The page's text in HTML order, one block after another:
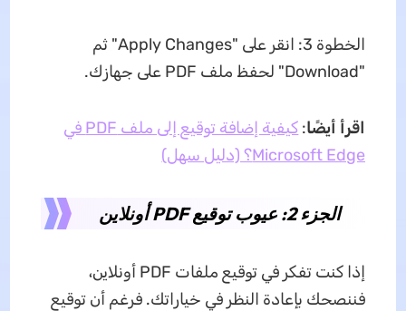
الخطوة 3: انقر على "Apply Changes" ثم
"Download" لحفظ ملف PDF على جهازك.
اقرأ أيضًا:
كيفية إضافة توقيع إلى ملف PDF في
Microsoft Edge؟ (دليل سهل)
الجزء 2: عيوب توقيع PDF أونلاين
إذا كنت تفكر في توقيع ملفات PDF أونلاين،
فننصحك بإعادة النظر في خياراتك. فرغم أن توقيع